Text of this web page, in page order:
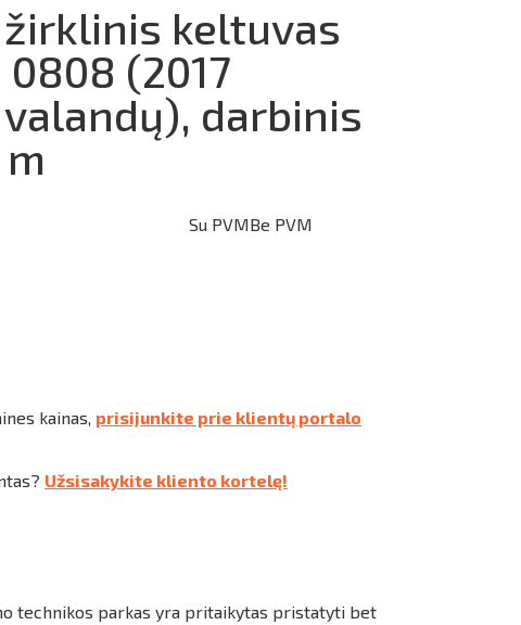
keltuvas
(2017
darbinis
Su PVMBe PVM
kainas, prisijunkite prie klientų portalo
Užsisakykite kliento kortelę!
technikos parkas yra pritaikytas pristatyti bet